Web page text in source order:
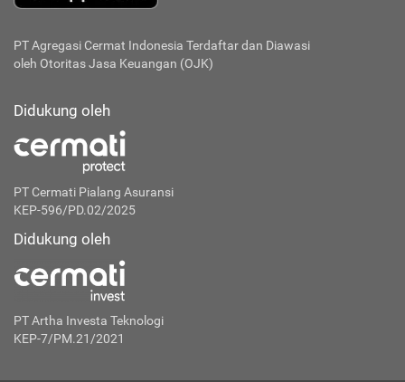
PT Agregasi Cermat Indonesia Terdaftar dan Diawasi
oleh Otoritas Jasa Keuangan (OJK)
Didukung oleh
PT Cermati Pialang Asuransi
KEP-596/PD.02/2025
Didukung oleh
PT Artha Investa Teknologi
KEP-7/PM.21/2021